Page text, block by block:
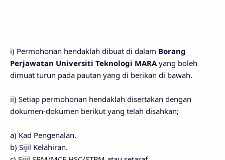
i) Permohonan hendaklah dibuat di dalam Borang
Perjawatan Universiti Teknologi MARAyang boleh
dimuat turun pada pautan yang di berikan di bawah.
ii) Setiap permohonan hendaklah disertakan dengan
dokumen-dokumen berikut yang telah disahkan;
a) Kad Pengenalan.
b) Sijil Kelahiran.